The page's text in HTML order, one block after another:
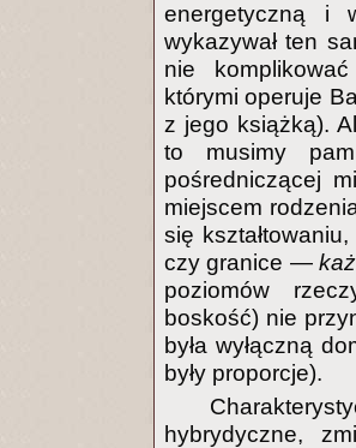
energetyczną i
wykazywał ten
nie
którymi operuje
z jego książką).
to musimy
pośredniczącej
miejscem
się
czy granice —
poziomów
boskość) nie
była wyłączną
były proporcje).
hybrydyczne,